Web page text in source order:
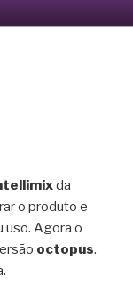
da
o produto e
uso. Agora o
octopus.